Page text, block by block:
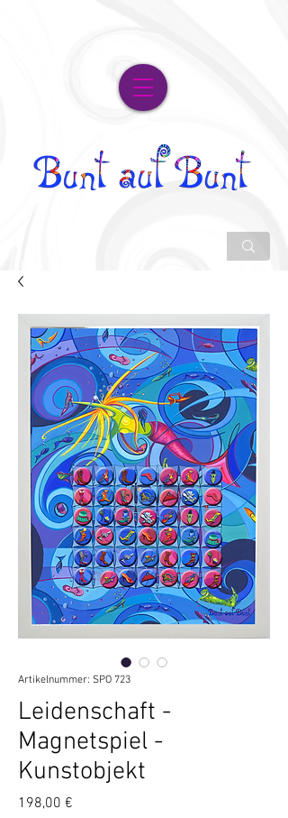
Artikelnummer: SPO 723
Leidenschaft -
Magnetspiel -
Kunstobjekt
198,00 €